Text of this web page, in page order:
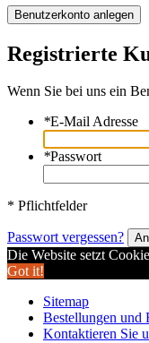
Benutzerkonto anlegen
Registrierte
Wenn Sie bei uns ein
*E-Mail Adresse
*Passwort
* Pflichtfelder
Passwort vergessen?
Die Website setzt
Got it!
Sitemap
Bestellungen und
Kontaktieren Sie